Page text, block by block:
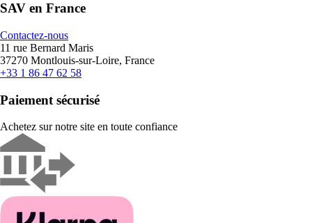
SAV en France
Contactez-nous
11 rue Bernard Maris
37270 Montlouis-sur-Loire, France
+33 1 86 47 62 58
Paiement sécurisé
Achetez sur notre site en toute confiance